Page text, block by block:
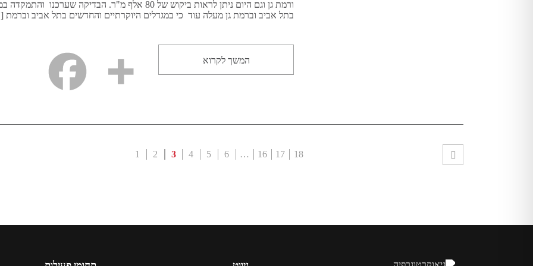
ורמת גן וגם היום ניתן לראות ביקוש של 80 אלף מ"ר. הבדיקה שערכנו
בתל אביב וברמת גן מעלה עוד כי במגדלים היוקרתיים והחדשים בתל אביב
המשך לקרוא
1 2 3 4 5 6 … 16 17 18